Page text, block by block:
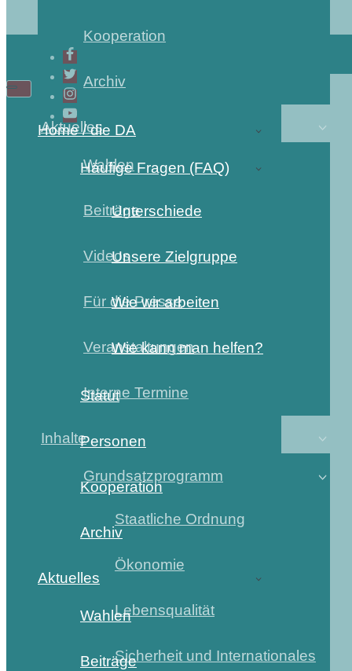
Kooperation
Archiv
Aktuelles
Wahlen
Beiträge
Videos
Für die Presse
Veranstaltungen
Interne Termine
Inhalte
Grundsatzprogramm
Staatliche Ordnung
Ökonomie
Lebensqualität
Sicherheit und Internationales
Home / die DA
Häufige Fragen (FAQ)
Unterschiede
Unsere Zielgruppe
Wie wir arbeiten
Wie kann man helfen?
Statut
Personen
Kooperation
Archiv
Aktuelles
Wahlen
Beiträge